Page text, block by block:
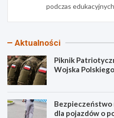
podczas
Aktualności
Piknik
Wojska
Bezpieczeństwo
dla pojazdów o